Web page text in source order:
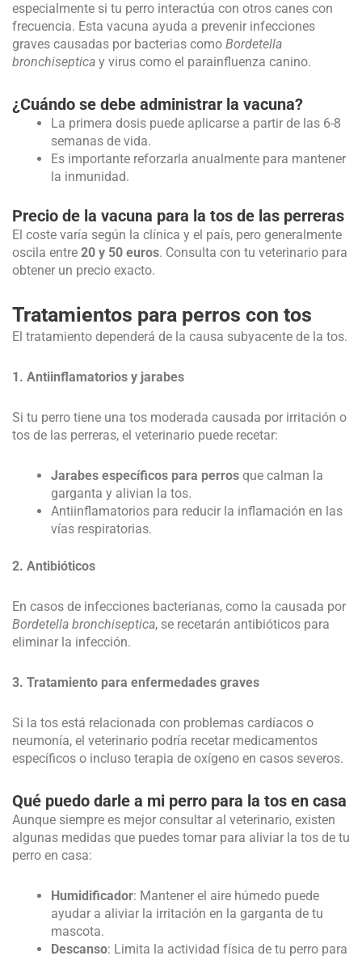
especialmente si tu perro interactúa con otros canes con
frecuencia. Esta vacuna ayuda a prevenir infecciones
graves causadas por bacterias como Bordetella
bronchiseptica y virus como el parainfluenza canino.
¿Cuándo se debe administrar la vacuna?
La primera dosis puede aplicarse a partir de las 6-8
semanas de vida.
Es importante reforzarla anualmente para mantener
la inmunidad.
Precio de la vacuna para la tos de las perreras
El coste varía según la clínica y el país, pero generalmente
oscila entre 20 y 50 euros. Consulta con tu veterinario para
obtener un precio exacto.
Tratamientos para perros con tos
El tratamiento dependerá de la causa subyacente de la tos.
1. Antiinflamatorios y jarabes
Si tu perro tiene una tos moderada causada por irritación o
tos de las perreras, el veterinario puede recetar:
Jarabes específicos para perros que calman la
garganta y alivian la tos.
Antiinflamatorios para reducir la inflamación en las
vías respiratorias.
2. Antibióticos
En casos de infecciones bacterianas, como la causada por
Bordetella bronchiseptica, se recetarán antibióticos para
eliminar la infección.
3. Tratamiento para enfermedades graves
Si la tos está relacionada con problemas cardíacos o
neumonía, el veterinario podría recetar medicamentos
específicos o incluso terapia de oxígeno en casos severos.
Qué puedo darle a mi perro para la tos en casa
Aunque siempre es mejor consultar al veterinario, existen
algunas medidas que puedes tomar para aliviar la tos de tu
perro en casa:
Humidificador: Mantener el aire húmedo puede
ayudar a aliviar la irritación en la garganta de tu
mascota.
Descanso: Limita la actividad física de tu perro para